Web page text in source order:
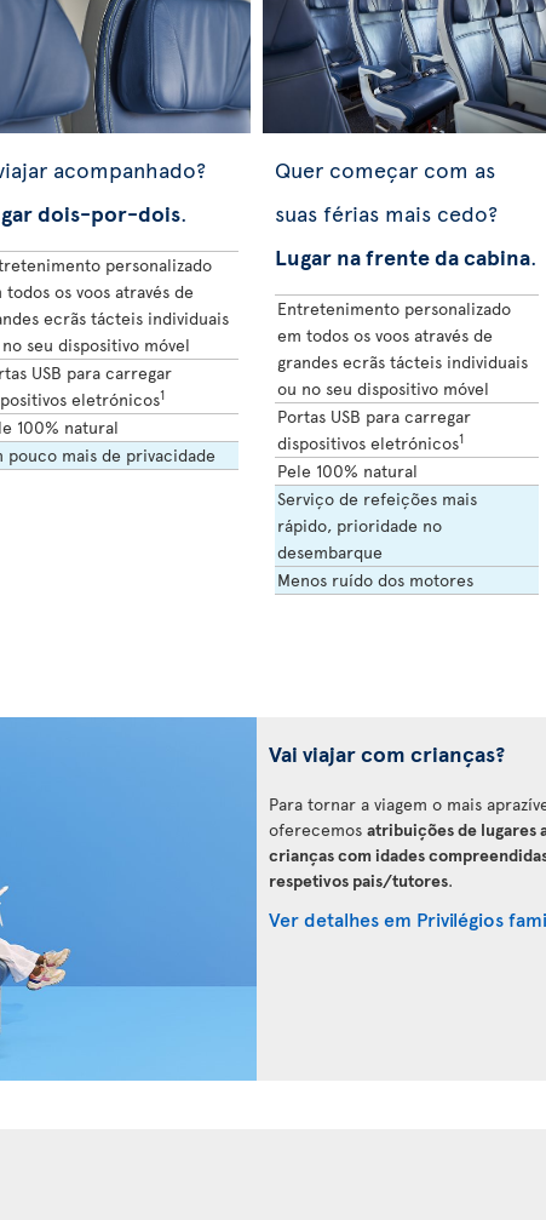
acompanhado?
dois-por-dois.
personalizado
todos os voos através de
ecrãs tácteis individuais
seu dispositivo móvel
USB para carregar
eletrónicos1
100% natural
pouco mais de privacidade
Quer começar com as
suas férias mais cedo?
Lugar na frente da cabina.
Entretenimento personalizado
em todos os voos através de
grandes ecrãs tácteis individuais
ou no seu dispositivo móvel
Portas USB para carregar
dispositivos eletrónicos1
Pele 100% natural
Serviço de refeições mais
rápido, prioridade no
desembarque
Menos ruído dos motores
Vai viajar com crianças?
Para tornar a viagem o mais
oferecemos atribuições de lugares
crianças com idades
respetivos pais/tutores.
Ver detalhes em Privilégios